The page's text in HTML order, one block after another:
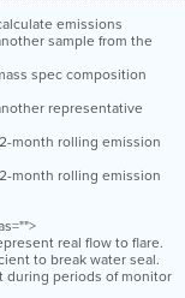
emissions
sample from the
spec composition
representative
month rolling emission
month rolling emission
real flow to flare.
to break water seal.
during periods of monitor